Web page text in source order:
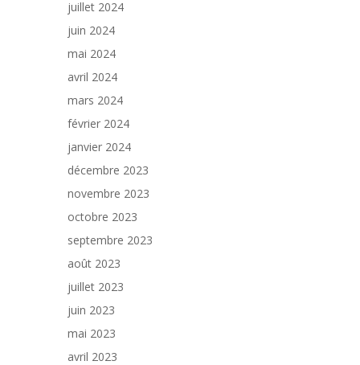
juillet 2024
juin 2024
mai 2024
avril 2024
mars 2024
février 2024
janvier 2024
décembre 2023
novembre 2023
octobre 2023
septembre 2023
août 2023
juillet 2023
juin 2023
mai 2023
avril 2023